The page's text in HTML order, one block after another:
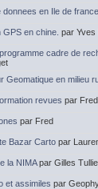
donnees en Ile de france
GPS en chine. par Yves
cadre de
Geomatique en milieu
revues par
par Fred
Bazar Carto par
la NIMA par Gilles
et assimiles par